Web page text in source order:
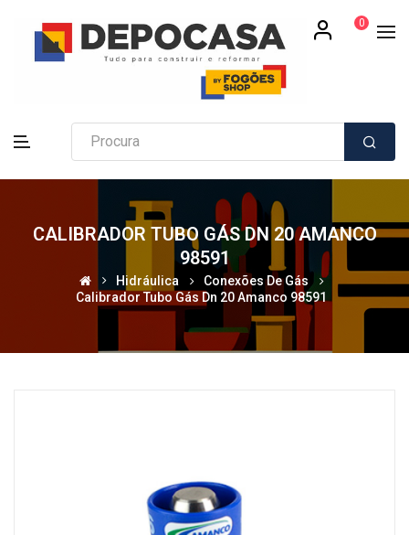
0
CALIBRADOR TUBO GÁS DN 20 AMANCO
98591
Hidráulica
Conexões De Gás
Calibrador Tubo Gás Dn 20 Amanco 98591